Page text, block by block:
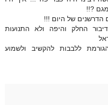
?!!
הדרשנים של היום !!!
החלק והיפה ולא התנועות
ללבבות להקשיב ולשמוע